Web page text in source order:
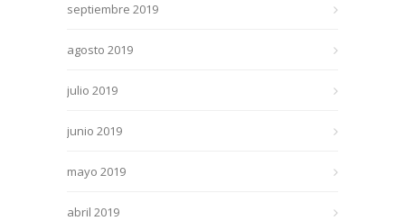
septiembre 2019
agosto 2019
julio 2019
junio 2019
mayo 2019
abril 2019